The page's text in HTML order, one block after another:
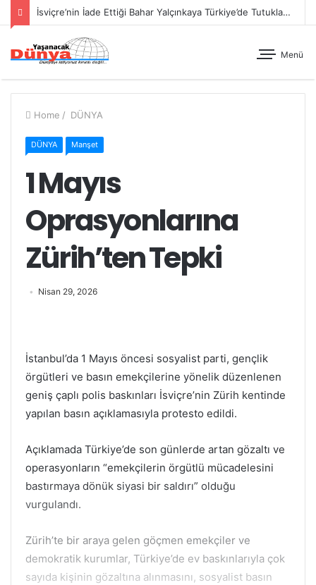
İsviçre’nin İade Ettiği Bahar Yalçınkaya Türkiye’de Tutuklandı
Menü
Home / DÜNYA
DÜNYA Manşet
1 Mayıs
Oprasyonlarına
Zürih’ten Tepki
Nisan 29, 2026
İstanbul’da 1 Mayıs öncesi sosyalist parti, gençlik
örgütleri ve basın emekçilerine yönelik düzenlenen
geniş çaplı polis baskınları İsviçre’nin Zürih kentinde
yapılan basın açıklamasıyla protesto edildi.
Açıklamada Türkiye’de son günlerde artan gözaltı ve
operasyonların “emekçilerin örgütlü mücadelesini
bastırmaya dönük siyasi bir saldırı” olduğu
vurgulandı.
Zürih’te bir araya gelen göçmen emekçiler ve
demokratik kurumlar, Türkiye’de ev baskınlarıyla çok
sayıda kişinin gözaltına alınmasını, sosyalist basın